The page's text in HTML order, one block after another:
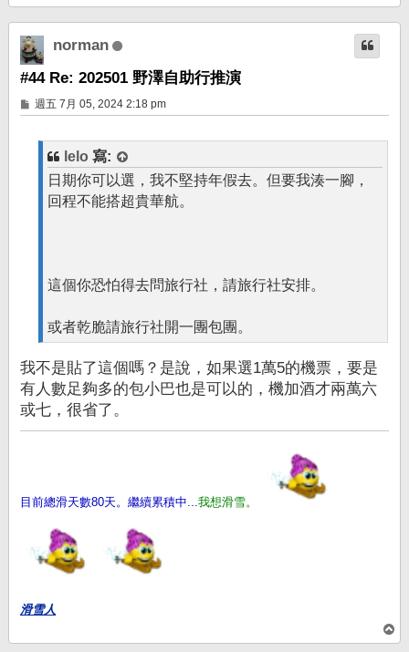
頂
端
norman
#44 Re: 202501 野澤自助行推演
文
章
週五 7月 05, 2024 2:18 pm
lelo 寫:
日期你可以選，我不堅持年假去。但要我湊一腳，
回程不能搭超貴華航。
這個你恐怕得去問旅行社，請旅行社安排。
或者乾脆請旅行社開一團包團。
我不是貼了這個嗎？是說，如果選1萬5的機票，要是
有人數足夠多的包小巴也是可以的，機加酒才兩萬六
或七，很省了。
目前總滑天數80天。繼續累積中... 我想滑雪。
滑雪人
頂